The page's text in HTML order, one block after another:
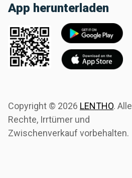
App herunterladen
Copyright © 2026 LENTHO. Alle
Rechte, Irrtümer und
Zwischenverkauf vorbehalten.